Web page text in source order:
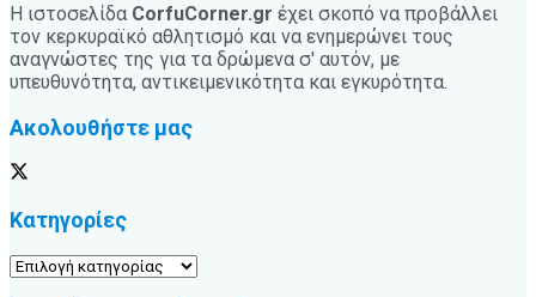
Η ιστοσελίδα CorfuCorner.gr έχει σκοπό να προβάλλει
τον κερκυραϊκό αθλητισμό και να ενημερώνει τους
αναγνώστες της για τα δρώμενα σ' αυτόν, με
υπευθυνότητα, αντικειμενικότητα και εγκυρότητα.
Ακολουθήστε μας
Κατηγορίες
Κατηγορίες